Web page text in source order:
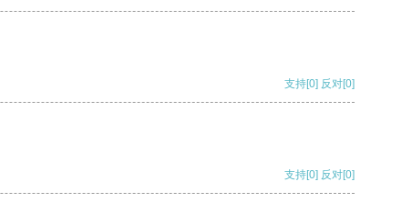
支持[0] 反对[0]
支持[0] 反对[0]